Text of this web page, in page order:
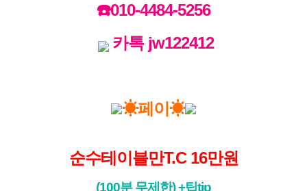
☎️010-4484-5256
카톡 jw122412
☀페이☀
순수테이블만T.C 16만원
(100분 무제한) +팁tip